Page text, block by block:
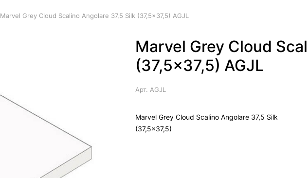
Marvel Grey Cloud Scalino Angolare 37,5 Silk (37,5x37,5) AGJL
Marvel Grey Cloud
(37,5x37,5) AGJL
Арт. AGJL
Marvel Grey Cloud Scalino Angolare 37,5 Silk
(37,5x37,5)